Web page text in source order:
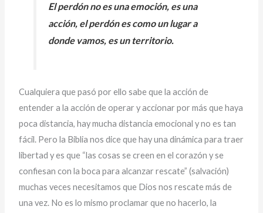
El perdón no es una emoción, es una
acción, el perdón es como un lugar a
donde vamos, es un territorio.
Cualquiera que pasó por ello sabe que la acción de
entender a la acción de operar y accionar por más que haya
poca distancia, hay mucha distancia emocional y no es tan
fácil. Pero la Biblia nos dice que hay una dinámica para traer
libertad y es que “las cosas se creen en el corazón y se
confiesan con la boca para alcanzar rescate” (salvación)
muchas veces necesitamos que Dios nos rescate más de
una vez. No es lo mismo proclamar que no hacerlo, la